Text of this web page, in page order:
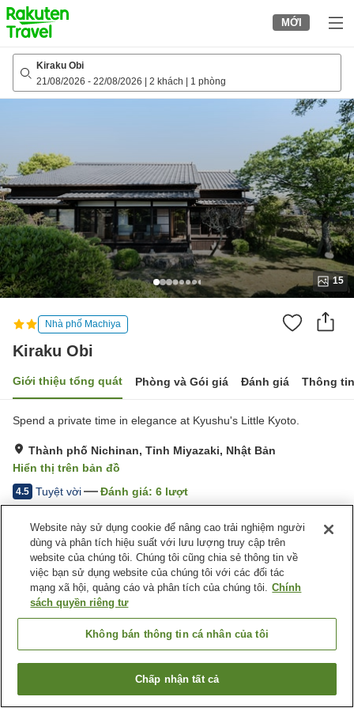
to
top
page
MỚI
Kiraku Obi
21/08/2026 - 22/08/2026 2 khách 1 phòng
15
Nhà phố Machiya
Kiraku Obi
Giới thiệu tổng quát Phòng và Gói giá Đánh giá Thông
Spend a private time in elegance at Kyushu's Little Kyoto.
Thành phố Nichinan, Tỉnh Miyazaki, Nhật Bản
Hiển thị trên bản đồ
4.5 Tuyệt vời Đánh giá: 6 lượt
Tiện nghi chỗ nghỉ
Bãi đỗ xe
Trang chủ Nhật Bản
Kiraku Obi
Tìm phòng trống
Website này sử dụng cookie để nâng cao trải nghiệm người
dùng và phân tích hiệu suất với lưu lượng truy cập trên
website của chúng tôi. Chúng tôi cũng chia sẻ thông tin về
việc bạn sử dụng website của chúng tôi với các đối tác
mạng xã hội, quảng cáo và phân tích của chúng tôi. Chính
sách quyền riêng tư
Không bán thông tin cá nhân của tôi
Chấp nhận tất cả